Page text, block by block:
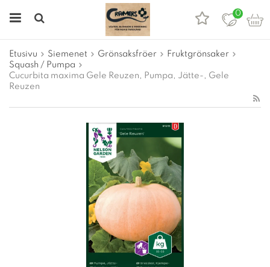
0
Etusivu Siemenet Grönsaksfröer
Fruktgrönsaker
Squash / Pumpa
Cucurbita maxima Gele Reuzen, Pumpa, Jätte-, Gele
Reuzen